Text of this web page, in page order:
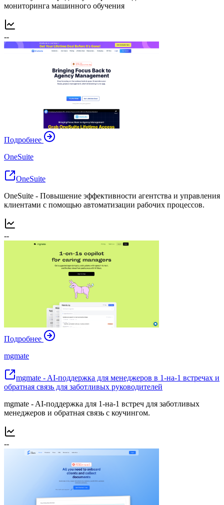
мониторинга машинного обучения
--
Подробнее
OneSuite
OneSuite
OneSuite - Повышение эффективности агентства и управления
клиентами с помощью автоматизации рабочих процессов.
--
Подробнее
mgmate
mgmate - AI-поддержка для менеджеров в 1-на-1 встречах и
обратная связь для заботливых руководителей
mgmate - AI-поддержка для 1-на-1 встреч для заботливых
менеджеров и обратная связь с коучингом.
--